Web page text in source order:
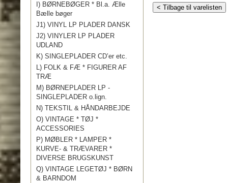
I) BØRNEBØGER * Bl.a. Ælle
Bælle bøger
J1) VINYL LP PLADER DANSK
J2) VINYLER LP PLADER
UDLAND
K) SINGLEPLADER CD’er etc.
L) FOLK & FÆ * FIGURER AF
TRÆ
M) BØRNEPLADER LP -
SINGLEPLADER o.lign.
N) TEKSTIL & HÅNDARBEJDE
O) VINTAGE * TØJ *
ACCESSORIES
P) MØBLER * LAMPER *
KURVE- & TRÆVARER *
DIVERSE BRUGSKUNST
Q) VINTAGE LEGETØJ * BØRN
& BARNDOM
< Tilbage til varelisten